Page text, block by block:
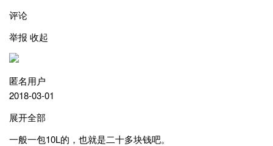
评论
举报 收起
匿名用户
2018-03-01
展开全部
一般一包10L的，也就是二十多块钱吧。